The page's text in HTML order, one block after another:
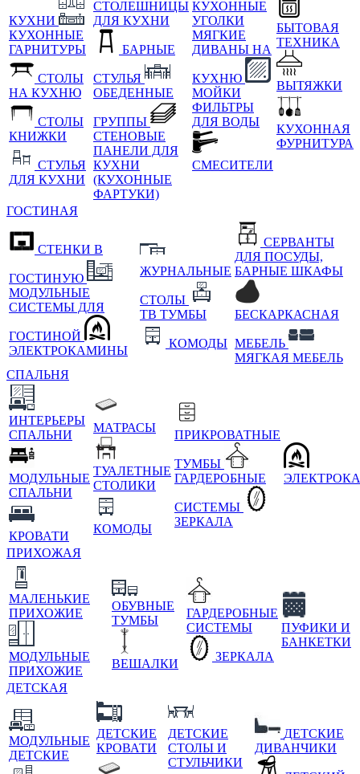
КУХНИ
КУХОННЫЕ
ГАРНИТУРЫ
СТОЛЫ
НА КУХНЮ
СТОЛЫ
КНИЖКИ
СТУЛЬЯ
ДЛЯ КУХНИ
СТОЛЕШНИЦЫ
ДЛЯ КУХНИ
БАРНЫЕ
СТУЛЬЯ
ОБЕДЕННЫЕ
ГРУППЫ
СТЕНОВЫЕ
ПАНЕЛИ ДЛЯ
КУХНИ
(КУХОННЫЕ
ФАРТУКИ)
КУХОННЫЕ
УГОЛКИ
МЯГКИЕ
ДИВАНЫ НА
КУХНЮ
МОЙКИ
ФИЛЬТРЫ
ДЛЯ ВОДЫ
СМЕСИТЕЛИ
БЫТОВАЯ
ТЕХНИКА
ВЫТЯЖКИ
КУХОННАЯ
ФУРНИТУРА
ГОСТИНАЯ
СТЕНКИ В
ГОСТИНУЮ
МОДУЛЬНЫЕ
СИСТЕМЫ ДЛЯ
ГОСТИНОЙ
ЭЛЕКТРОКАМИНЫ
ЖУРНАЛЬНЫЕ
СТОЛЫ
ТВ ТУМБЫ
КОМОДЫ
СЕРВАНТЫ
ДЛЯ ПОСУДЫ,
БАРНЫЕ ШКАФЫ
БЕСКАРКАСНАЯ
МЕБЕЛЬ
МЯГКАЯ МЕБЕЛЬ
СПАЛЬНЯ
ИНТЕРЬЕРЫ
СПАЛЬНИ
МОДУЛЬНЫЕ
СПАЛЬНИ
КРОВАТИ
МАТРАСЫ
ТУАЛЕТНЫЕ
СТОЛИКИ
КОМОДЫ
ПРИКРОВАТНЫЕ
ТУМБЫ
ГАРДЕРОБНЫЕ
СИСТЕМЫ
ЗЕРКАЛА
ПРИХОЖАЯ
МАЛЕНЬКИЕ
ПРИХОЖИЕ
МОДУЛЬНЫЕ
ПРИХОЖИЕ
ОБУВНЫЕ
ТУМБЫ
ВЕШАЛКИ
ГАРДЕРОБНЫЕ
СИСТЕМЫ
ЗЕРКАЛА
ПУФИКИ И
БАНКЕТКИ
ДЕТСКАЯ
МОДУЛЬНЫЕ
ДЕТСКИЕ
ДЕТСКИЕ
КРОВАТИ
ДЕТСКИЕ
СТОЛЫ И
СТУЛЬЧИКИ
ДЕТСКИЕ
ДИВАНЧИКИ